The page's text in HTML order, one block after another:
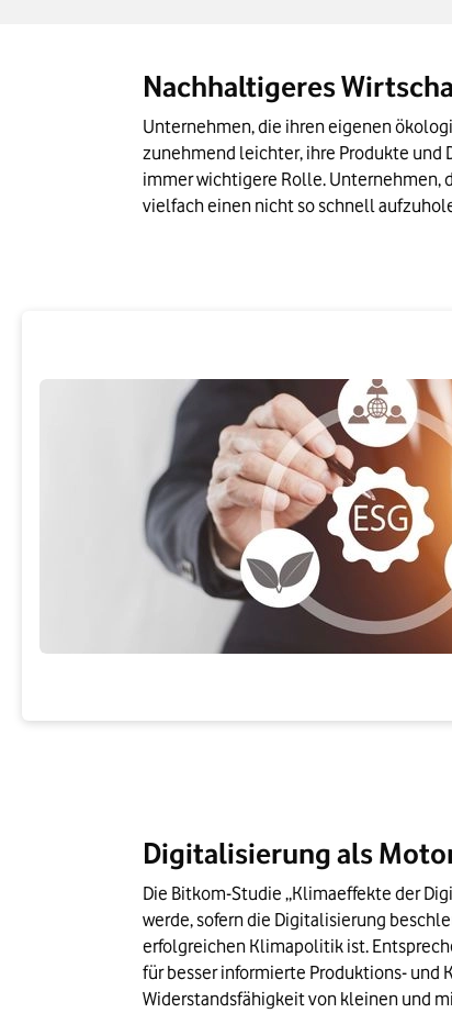
Nachhaltigeres
Unternehmen, die ihren eigenen
zunehmend leichter, ihre Produkte und
immer wichtigere Rolle. Unternehmen,
vielfach einen nicht so schnell
Digitalisierung als
Die Bitkom-Studie „Klimaeffekte der
werde, sofern die Digitalisierung
erfolgreichen Klimapolitik ist.
für besser informierte Produktions-
Widerstandsfähigkeit von kleinen und